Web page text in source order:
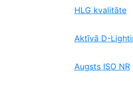
HLG kvalitāte
Aktīvā D-
Augsts ISO NR